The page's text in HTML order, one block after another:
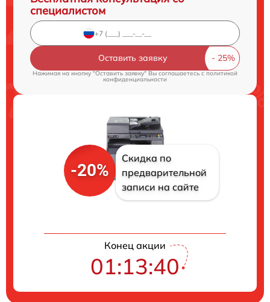
специалистом
Оставить заявку
Нажимая на кнопку "Оставить заявку" Вы соглашаетесь c политикой
конфиденциальности
-20%
Скидка по
предварительной
записи на сайте
Конец акции
01:13:39